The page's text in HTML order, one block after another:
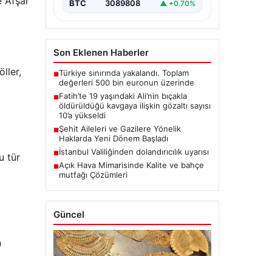
tür
BTC 3089808 ▲ +0.70%
Son Eklenen Haberler
■Türkiye sınırında yakalandı. Toplam
değerleri 500 bin euronun üzerinde
■Fatih’te 19 yaşındaki Ali’nin bıçakla
öldürüldüğü kavgaya ilişkin gözaltı sayısı
10’a yükseldi
■Şehit Aileleri ve Gazilere Yönelik
Haklarda Yeni Dönem Başladı
■İstanbul Valiliğinden dolandırıcılık uyarısı
■Açık Hava Mimarisinde Kalite ve bahçe
mutfağı Çözümleri
Güncel